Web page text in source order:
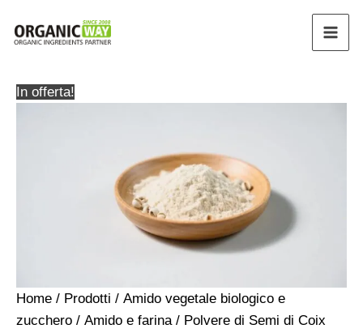
In offerta!
Home / Prodotti / Amido vegetale biologico e
zucchero / Amido e farina/ Polvere di Semi di Coix